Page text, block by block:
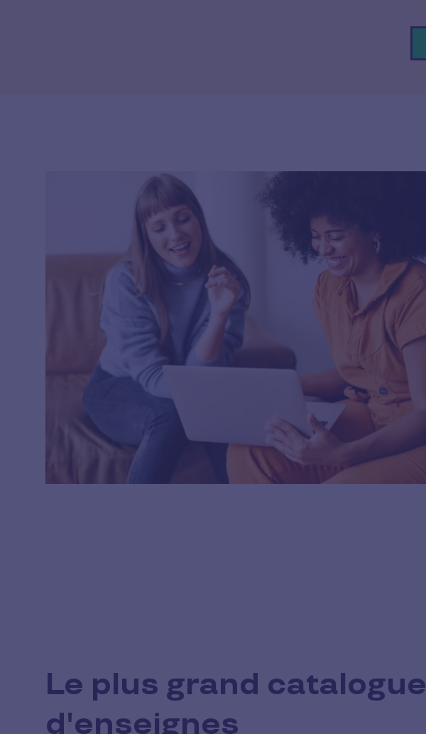
Le plus grand catalogue
d'enseignes